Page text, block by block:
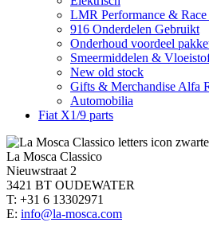
LMR Performance & Race
916 Onderdelen Gebruikt
Onderhoud voordeel
Smeermiddelen &
New old stock
Gifts & Merchandise Alfa
Automobilia
Fiat X1/9 parts
La Mosca Classico
Nieuwstraat 2
3421 BT OUDEWATER
T: +31 6 13302971
E: info@la-mosca.com